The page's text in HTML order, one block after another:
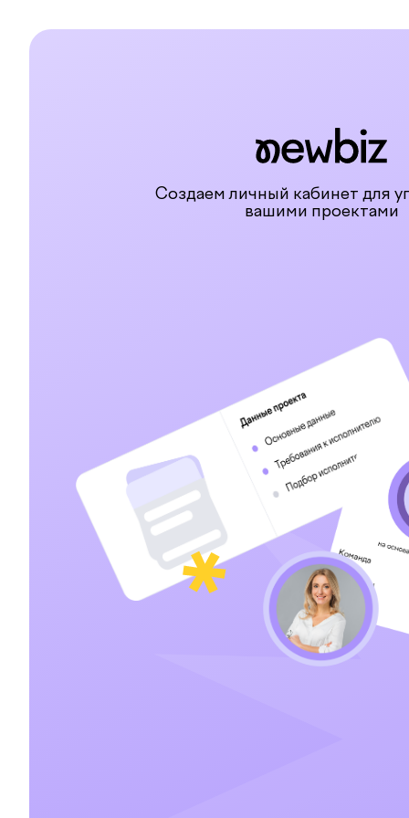
Создаем личный кабинет для
вашими проектами